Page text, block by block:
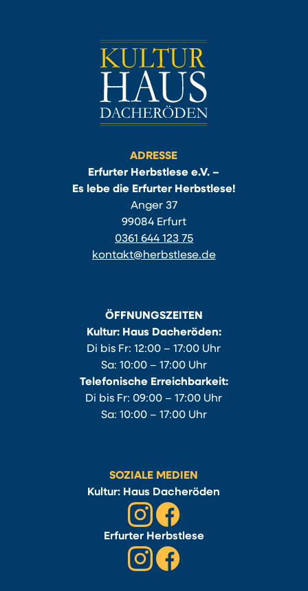
ADRESSE
Erfurter Herbstlese e.V. –
Es lebe die Erfurter Herbstlese!
Anger 37
99084 Erfurt
0361 644 123 75
kontakt@herbstlese.de
ÖFFNUNGSZEITEN
Kultur: Haus Dacheröden:
Di bis Fr: 12:00 – 17:00 Uhr
Sa: 10:00 – 17:00 Uhr
Telefonische Erreichbarkeit:
Di bis Fr: 09:00 – 17:00 Uhr
Sa: 10:00 – 17:00 Uhr
SOZIALE MEDIEN
Kultur: Haus Dacheröden
Erfurter Herbstlese